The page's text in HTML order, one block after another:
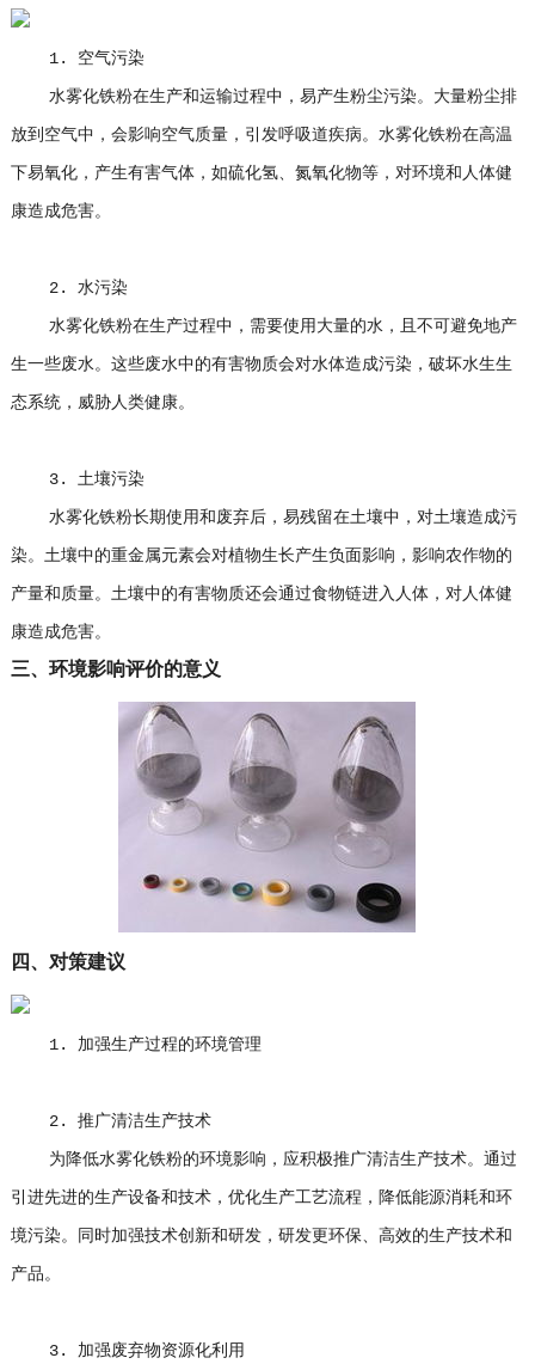
1. 空气污染
水雾化铁粉在生产和运输过程中，易产生粉尘污染。大量粉尘排
放到空气中，会影响空气质量，引发呼吸道疾病。水雾化铁粉在高温
下易氧化，产生有害气体，如硫化氢、氮氧化物等，对环境和人体健
康造成危害。
2. 水污染
水雾化铁粉在生产过程中，需要使用大量的水，且不可避免地产
生一些废水。这些废水中的有害物质会对水体造成污染，破坏水生生
态系统，威胁人类健康。
3. 土壤污染
水雾化铁粉长期使用和废弃后，易残留在土壤中，对土壤造成污
染。土壤中的重金属元素会对植物生长产生负面影响，影响农作物的
产量和质量。土壤中的有害物质还会通过食物链进入人体，对人体健
康造成危害。
三、环境影响评价的意义
四、对策建议
1. 加强生产过程的环境管理
2. 推广清洁生产技术
为降低水雾化铁粉的环境影响，应积极推广清洁生产技术。通过
引进先进的生产设备和技术，优化生产工艺流程，降低能源消耗和环
境污染。同时加强技术创新和研发，研发更环保、高效的生产技术和
产品。
3. 加强废弃物资源化利用